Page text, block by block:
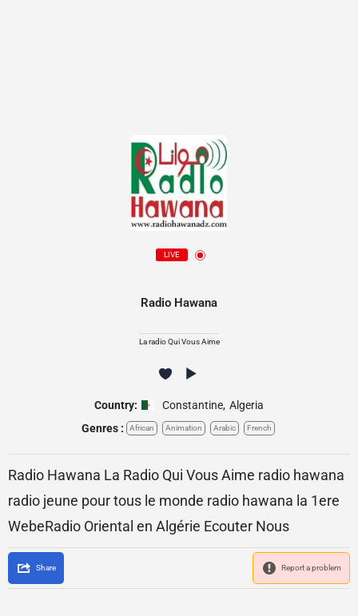
LIVE
Radio Hawana
La radio Qui Vous Aime
Country: Constantine, Algeria
Genres :
African Animation Arabic French
Radio Hawana La Radio Qui Vous Aime radio hawana
radio jeune pour tous le monde radio hawana la 1ere
WebeRadio Oriental en Algérie Ecouter Nous
Share Report a problem